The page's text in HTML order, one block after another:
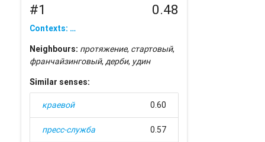
#1 0.48
Contexts: …
Neighbours: протяжение, стартовый,
франчайзинговый,дерби, удин
Similar senses:
краевой 0.60
пресс-служба 0.57